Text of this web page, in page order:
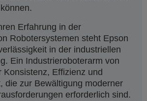
Erfahrung in der
Robotersystemen steht Epson
in der industriellen
Ein Industrieroboterarm von
Konsistenz, Effizienz und
die zur Bewältigung moderner
erforderlich sind.